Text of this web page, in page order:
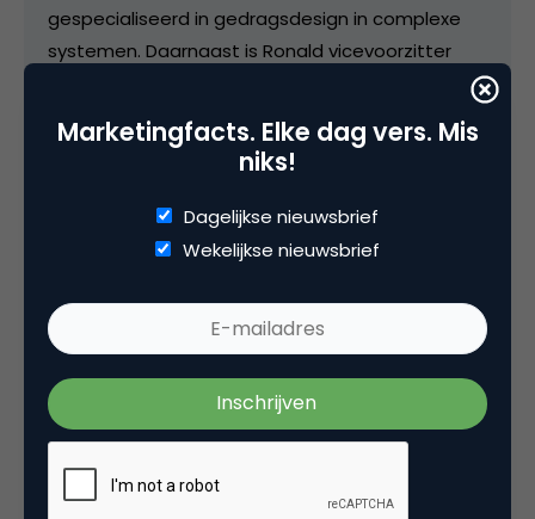
gespecialiseerd in gedragsdesign in complexe
systemen. Daarnaast is Ronald vicevoorzitter
van de RvC van verzekeringsmaatschappij Univé
Dichtbij en actief als consultant en gastspreker.
Categorie
Contentmarketing & Storytelling
Tags
Marketingfacts. Elke dag vers. Mis
niks!
Dagelijkse nieuwsbrief
Wekelijkse nieuwsbrief